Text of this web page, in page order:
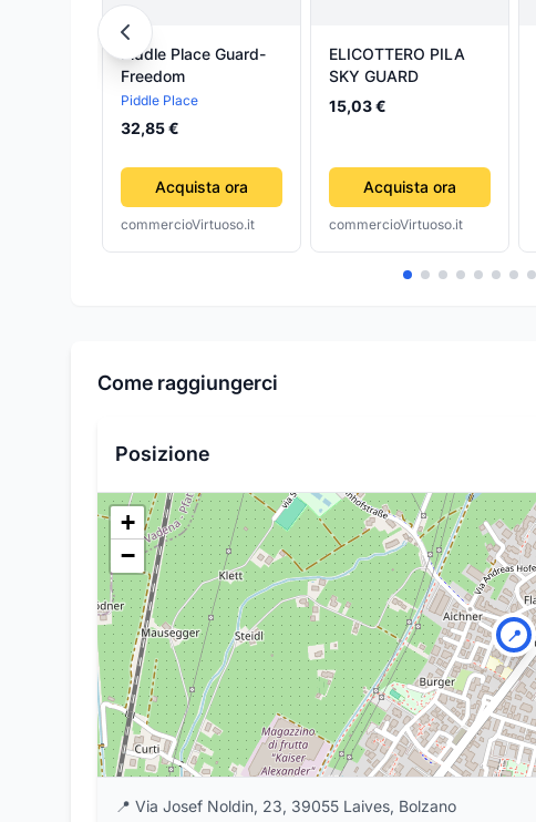
Piddle Place Guard-
Freedom
Piddle Place
32,85 €
Acquista ora
commercioVirtuoso.it
ELICOTTERO PILA
SKY GUARD
15,03 €
Acquista ora
commercioVirtuoso.it
Come raggiungerci
Posizione
📍
+
−
📍 Via Josef Noldin, 23, 39055 Laives, Bolzano